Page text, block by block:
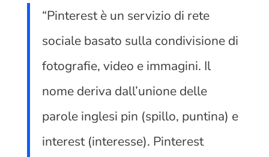
“Pinterest è un servizio di rete
sociale basato sulla condivisione di
fotografie, video e immagini. Il
nome deriva dall’unione delle
parole inglesi pin (spillo, puntina) e
interest (interesse). Pinterest